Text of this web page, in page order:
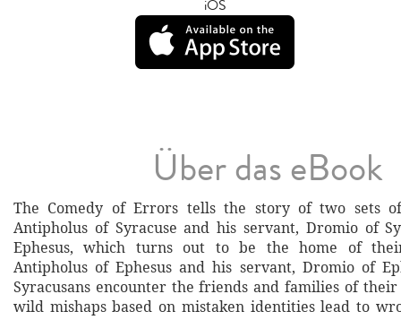
iOS
Über das eBook
The Comedy of Errors tells the story of two sets
Antipholus of Syracuse and his servant, Dromio of
Ephesus, which turns out to be the home of
Antipholus of Ephesus and his servant, Dromio of
Syracusans encounter the friends and families of
wild mishaps based on mistaken identities lead to